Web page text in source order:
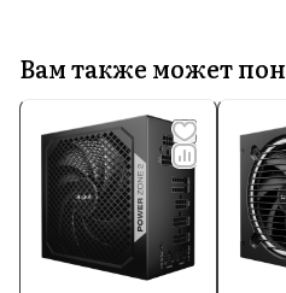
Вам также может